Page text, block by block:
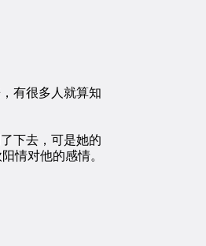
有很多人就算知
下去，可是她的
情对他的感情。